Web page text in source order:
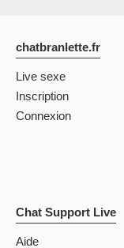
chatbranlette.fr
Live sexe
Inscription
Connexion
Chat Support Live
Aide